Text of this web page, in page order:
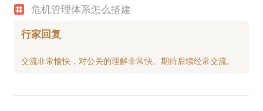
危机管理体系怎么搭建
行家回复